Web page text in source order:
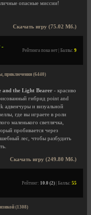
опасные миссии!
Скачать игру (75.02 Мб.)
-
Рейтинга пока нет | Баллы: 9
приключения (6440)
and the Light Bearer - красиво
гибрид point and
адвенчуры и визуальной
где вы играете в роли
маленького светлячка,
пробивается через
лес, чтобы разбудить
Скачать игру (249.80 Мб.)
Рейтинг: 10.0 (2) | Баллы: 55
(1308)